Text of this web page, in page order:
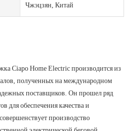
Чжэцзян, Китай
Ciapo Home Electric производится из
полученных на международном
поставщиков. Он прошел ряд
для обеспечения качества и
производство